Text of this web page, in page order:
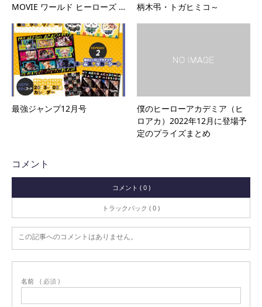
MOVIE ワールド ヒーローズ …
柄木弔・トガヒミコ～
最強ジャンプ12月号
僕のヒーローアカデミア（ヒ
ロアカ）2022年12月に登場予
定のプライズまとめ
コメント
コメント ( 0 )
トラックバック ( 0 )
この記事へのコメントはありません。
名前 ( 必須 )